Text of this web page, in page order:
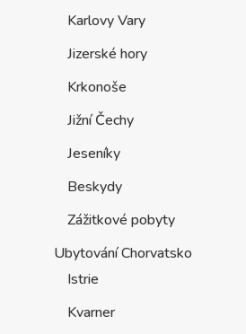
Karlovy Vary
Jizerské hory
Krkonoše
Jižní Čechy
Jeseníky
Beskydy
Zážitkové pobyty
Ubytování Chorvatsko
Istrie
Kvarner